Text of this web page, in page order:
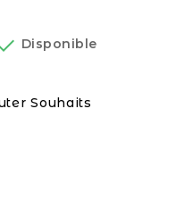
Disponible
Souhaits